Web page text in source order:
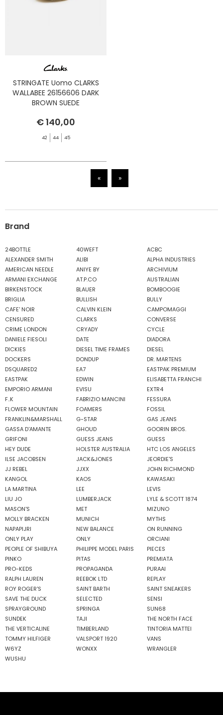
STRINGATE Uomo CLARKS
WALLABEE 26156606 DARK
BROWN SUEDE
€ 140,00
42 44 45
« »
Brand
24BOTTLE 40WEFT
ACBC
ALEXANDER SMITH
ALIBI
ALPHA INDUSTRIES
AMERICAN NEEDLE
ANIYE BY
ARCHIVIUM
ARMANI EXCHANGE
AT.P.CO
AUSTRALIAN
BIRKENSTOCK
BLAUER
BOMBOOGIE
BRIGLIA
BULLISH
BULLY
CAFE' NOIR
CALVIN KLEIN
CAMPOMAGGI
CENSURED
CLARKS
CONVERSE
CRIME LONDON
CRYADY
CYCLE
DANIELE FIESOLI
DATE
DIADORA
DICKIES
DIESEL TIME FRAMES
DIESEL
DOCKERS
DONDUP
DR. MARTENS
DSQUARED2
EA7
EASTPAK PREMIUM
EASTPAK
EDWIN
ELISABETTA FRANCHI
EMPORIO ARMANI
EVISU
EXTR4
F..K
FABRIZIO MANCINI
FESSURA
FLOWER MOUNTAIN
FOAMERS
FOSSIL
FRANKLIN&MARSHALL
G-STAR
GAS JEANS
GASSA D'AMANTE
GHOUD
GOORIN BROS.
GRIFONI
GUESS JEANS
GUESS
HEY DUDE
HOLSTER AUSTRALIA
HTC LOS ANGELES
ILSE JACOBSEN
JACK&JONES
JEORDIE'S
JJ REBEL
JJXX
JOHN RICHMOND
KANGOL
KAOS
KAWASAKI
LA MARTINA
LEE
LEVIS
LIU JO
LUMBERJACK
LYLE & SCOTT 1874
MASON'S
MET
MIZUNO
MOLLY BRACKEN
MUNICH
MYTHS
NAPAPIJRI
NEW BALANCE
ON RUNNING
ONLY PLAY
ONLY
ORCIANI
PEOPLE OF SHIBUYA
PHILIPPE MODEL PARIS
PIECES
PINKO
PITAS
PREMIATA
PRO-KEDS
PROPAGANDA
PURAAI
RALPH LAUREN
REEBOK LTD
REPLAY
ROY ROGER'S
SAINT BARTH
SAINT SNEAKERS
SAVE THE DUCK
SELECTED
SENSI
SPRAYGROUND
SPRINGA
SUN68
SUNDEK
TAJI
THE NORTH FACE
THE VERTICALINE
TIMBERLAND
TINTORIA MATTEI
TOMMY HILFIGER
VALSPORT 1920
VANS
W6YZ
WONXX
WRANGLER
WUSHU